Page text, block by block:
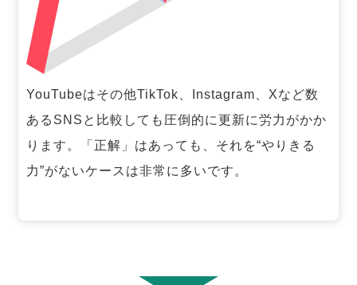
YouTubeはその他TikTok、Instagram、Xなど数
あるSNSと比較しても圧倒的に更新に労力がかか
ります。「正解」はあっても、それを“やりきる
力”がないケースは非常に多いです。